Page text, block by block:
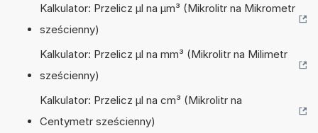
Kalkulator: Przelicz µl na µm³ (Mikrolitr na Mikrometr
sześcienny)
Kalkulator: Przelicz µl na mm³ (Mikrolitr na Milimetr
sześcienny)
Kalkulator: Przelicz µl na cm³ (Mikrolitr na
Centymetr sześcienny)